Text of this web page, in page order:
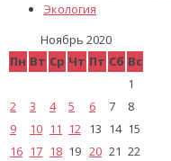
Экология
Ноябрь 2020
Пн Вт Ср Чт Пт Сб Вс
1
2
3 4 5 6 7
8
9
10 11 12 13 14 15
16 17 18 19 20 21 22